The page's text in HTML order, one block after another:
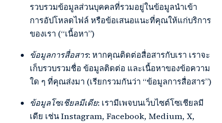
รวบรวมข้อมูลส่วนบุคคลที่รวมอยู่ในข้อมูลนำเข้า
การอัปโหลดไฟล์ หรือข้อเสนอแนะที่คุณให้แก่บริการ
ของเรา (“เนื้อหา”)
ข้อมูลการสื่อสาร: หากคุณติดต่อสื่อสารกับเรา เราจะ
เก็บรวบรวมชื่อ ข้อมูลติดต่อ และเนื้อหาของข้อความ
ใด ๆ ที่คุณส่งมา (เรียกรวมกันว่า “ข้อมูลการสื่อสาร”)
ข้อมูลโซเชียลมีเดีย: เรามีเพจบนเว็บไซต์โซเชียลมี
เดีย เช่น Instagram, Facebook, Medium, X,